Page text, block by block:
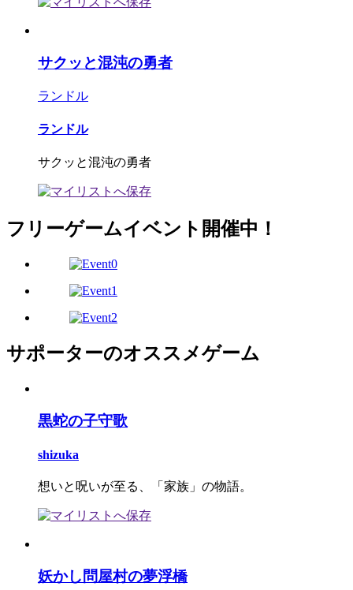
サクッと混沌の勇者
ランドル
ランドル
サクッと混沌の勇者
フリーゲームイベント開催中！
サポーターのオススメゲーム
黒蛇の子守歌
shizuka
想いと呪いが至る、「家族」の物語。
妖かし問屋村の夢浮橋